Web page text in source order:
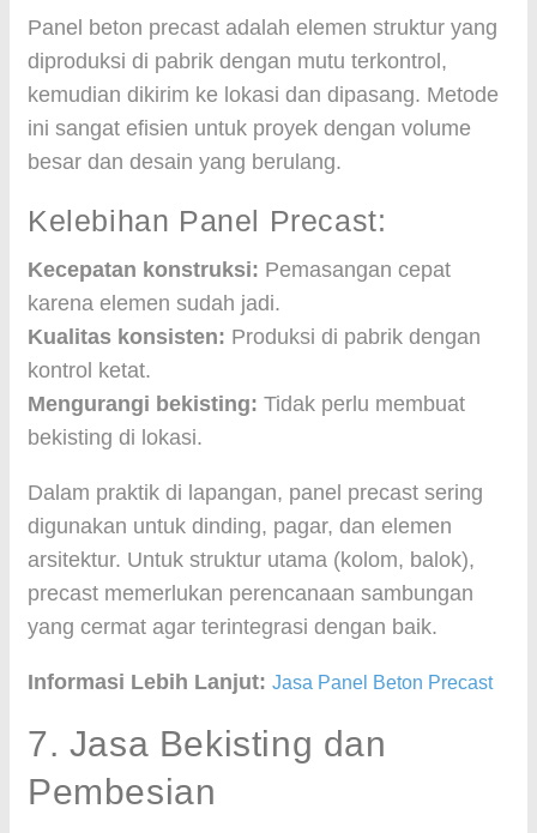
Panel beton precast adalah elemen struktur yang
diproduksi di pabrik dengan mutu terkontrol,
kemudian dikirim ke lokasi dan dipasang. Metode
ini sangat efisien untuk proyek dengan volume
besar dan desain yang berulang.
Kelebihan Panel Precast:
Kecepatan konstruksi: Pemasangan cepat
karena elemen sudah jadi.
Kualitas konsisten: Produksi di pabrik dengan
kontrol ketat.
Mengurangi bekisting: Tidak perlu membuat
bekisting di lokasi.
Dalam praktik di lapangan, panel precast sering
digunakan untuk dinding, pagar, dan elemen
arsitektur. Untuk struktur utama (kolom, balok),
precast memerlukan perencanaan sambungan
yang cermat agar terintegrasi dengan baik.
Informasi Lebih Lanjut: Jasa Panel Beton Precast
7. Jasa Bekisting dan
Pembesian